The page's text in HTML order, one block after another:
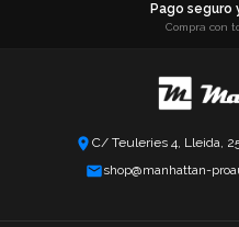
Pago seguro
Compra con
C/ Teuleries 4, Lleida,
shop@manhattan-